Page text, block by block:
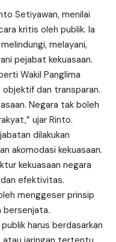
Setiyawan, menilai
kritis oleh publik. Ia
melayani,
pejabat kekuasaan.
Wakil Panglima
objektif dan transparan.
Negara tak boleh
ujar Rinto.
dilakukan
akomodasi kekuasaan.
kekuasaan negara
efektivitas.
menggeser prinsip
bersenjata.
harus berdasarkan